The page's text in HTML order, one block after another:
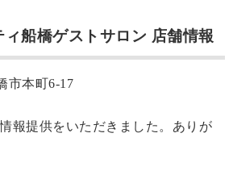
船橋ゲストサロン 店舗情報
市本町6-17
報提供をいただきました。ありが